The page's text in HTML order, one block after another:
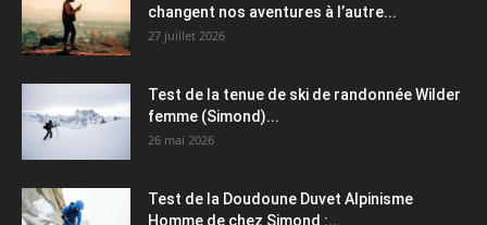
changent nos aventures à l’autre...
27 juillet 2026
Test de la tenue de ski de randonnée Wilder
femme (Simond)...
26 mai 2026
Test de la Doudoune Duvet Alpinisme
Homme de chez Simond :...